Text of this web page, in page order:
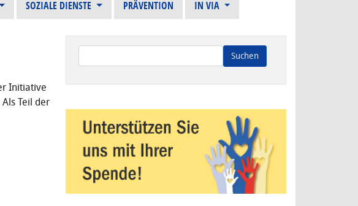
SOZIALE DIENSTE PRÄVENTION IN VIA
Initiative
Teil der
Wenn die Ergebnisse der automatischen Vervollständigung